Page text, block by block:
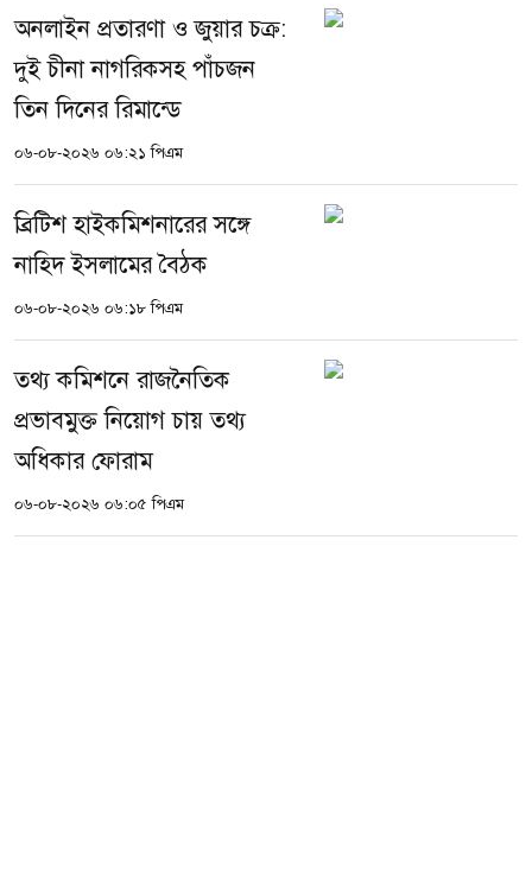
অনলাইন প্রতারণা ও জুয়ার চক্র:
দুই চীনা নাগরিকসহ পাঁচজন
তিন দিনের রিমান্ডে
০৬-০৮-২০২৬ ০৬:২১ পিএম
ব্রিটিশ হাইকমিশনারের সঙ্গে
নাহিদ ইসলামের বৈঠক
০৬-০৮-২০২৬ ০৬:১৮ পিএম
তথ্য কমিশনে রাজনৈতিক
প্রভাবমুক্ত নিয়োগ চায় তথ্য
অধিকার ফোরাম
০৬-০৮-২০২৬ ০৬:০৫ পিএম